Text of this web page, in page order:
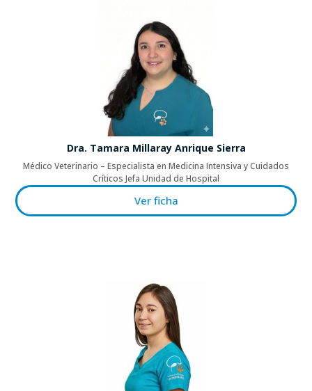
Dra. Tamara Millaray Anrique Sierra
Médico Veterinario – Especialista en Medicina Intensiva y Cuidados
Críticos Jefa Unidad de Hospital
Ver ficha